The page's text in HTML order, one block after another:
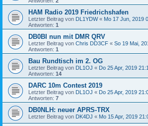
HAM Radio 2019 Friedrichshafen
Letzter Beitrag von DL1YDW« Mo 17 Jun, 2019
Antworten: 1
DB0BI nun mit DMR QRV
Letzter Beitrag von Chris DD3CF « So 19 Mai,
Antworten: 1
Bau Rundtisch im 2. OG
Letzter Beitrag von DL1OJ « Do 25 Apr, 2019
Antworten: 14
DARC 10m Contest 2019
Letzter Beitrag von DL1OJ « Do 25 Apr, 2019
Antworten: 7
DB0NLH: neuer APRS-TRX
Letzter Beitrag von DK4DJ « Mo 15 Apr, 2019